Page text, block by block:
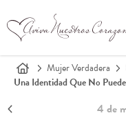
Mujer Verdadera
Una Identidad Que No
4 de